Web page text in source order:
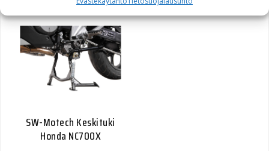
SW-Motech Keskituki
Honda NC700X